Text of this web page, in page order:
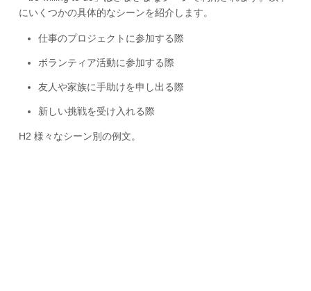
にいくつかの具体的なシーンを紹介します。
仕事のプロジェクトに参加する際
ボランティア活動に参加する際
友人や家族に手助けを申し出る際
新しい挑戦を受け入れる際
H2 様々なシーン別の例文。